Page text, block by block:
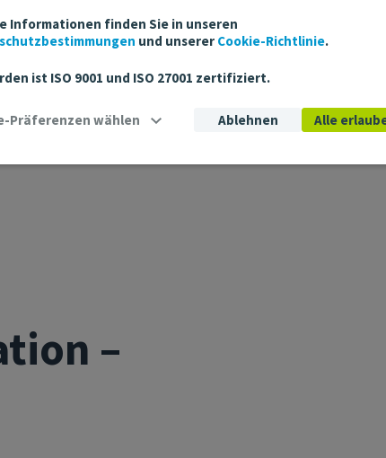
Informationen finden Sie in unseren
und unserer Cookie-Richtlinie.
ist ISO 9001 und ISO 27001 zertifiziert.
Ablehnen Alle
DIRIGEANTE D’ED CONSULTING
–